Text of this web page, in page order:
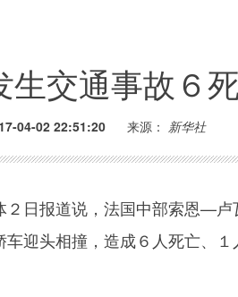
生交通事故６
04-02 22:51:20 来源： 新华社
日报道说，法国中部索恩—卢
迎头相撞，造成６人死亡、１